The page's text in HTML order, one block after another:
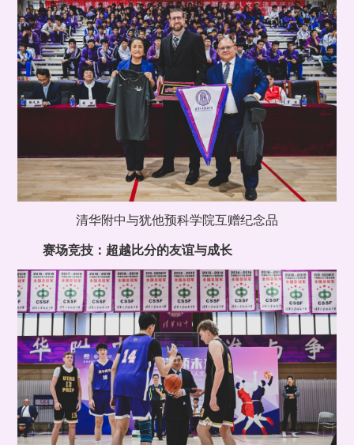
清华附中与犹他预科学院互赠纪念品
赛场竞技：超越比分的友谊与成长